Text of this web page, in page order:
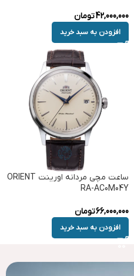
42,000,000تومان
افزودن به سبد خرید
ساعت مچی مردانه اورینت ORIENT
RA-AC0M04Y
66,000,000تومان
افزودن به سبد خرید